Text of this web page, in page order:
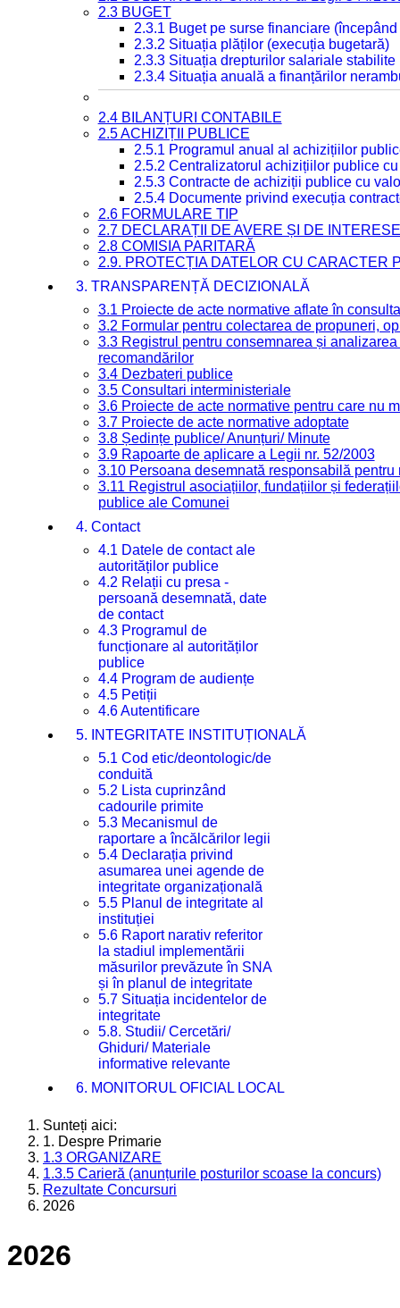
2.3 BUGET
2.3.1 Buget pe surse financiare
2.3.2 Situația plăților (execuția bugetară)
2.3.3 Situația drepturilor salariale
2.3.4 Situația anuală a finanțărilor
2.4 BILANȚURI CONTABILE
2.5 ACHIZIȚII PUBLICE
2.5.1 Programul anual al achizițiilor
2.5.2 Centralizatorul achizițiilor publice
2.5.3 Contracte de achiziții publice cu
2.5.4 Documente privind execuția
2.6 FORMULARE TIP
2.7 DECLARAȚII DE AVERE ȘI DE INTERESE
2.8 COMISIA PARITARĂ
2.9. PROTECȚIA DATELOR CU CARACTER
3. TRANSPARENȚĂ DECIZIONALĂ
3.1 Proiecte de acte normative aflate în
3.2 Formular pentru colectarea de propuneri,
3.3 Registrul pentru consemnarea și
recomandărilor
3.4 Dezbateri publice
3.5 Consultari interministeriale
3.6 Proiecte de acte normative pentru care nu
3.7 Proiecte de acte normative adoptate
3.8 Ședințe publice/ Anunțuri/ Minute
3.9 Rapoarte de aplicare a Legii nr. 52/2003
3.10 Persoana desemnată responsabilă
3.11 Registrul asociațiilor, fundațiilor și
publice ale Comunei
4. Contact
4.1 Datele de contact ale
autorităților publice
4.2 Relații cu presa -
persoană desemnată, date
de contact
4.3 Programul de
funcționare al autorităților
publice
4.4 Program de audiențe
4.5 Petiții
4.6 Autentificare
5. INTEGRITATE INSTITUȚIONALĂ
5.1 Cod etic/deontologic/de
conduită
5.2 Lista cuprinzând
cadourile primite
5.3 Mecanismul de
raportare a încălcărilor legii
5.4 Declarația privind
asumarea unei agende de
integritate organizațională
5.5 Planul de integritate al
instituției
5.6 Raport narativ referitor
la stadiul implementării
măsurilor prevăzute în SNA
și în planul de integritate
5.7 Situația incidentelor de
integritate
5.8. Studii/ Cercetări/
Ghiduri/ Materiale
informative relevante
6. MONITORUL OFICIAL LOCAL
Sunteți aici:
1. Despre Primarie
1.3 ORGANIZARE
1.3.5 Carieră (anunțurile posturilor scoase la concurs)
Rezultate Concursuri
2026
2026